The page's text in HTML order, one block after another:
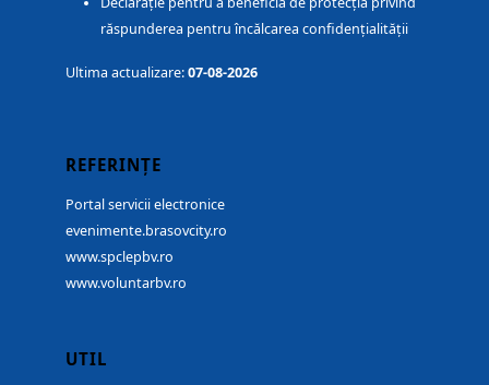
răspunderea pentru încălcarea confidențialității
Ultima actualizare:07-08-2026
REFERINȚE
Portal servicii electronice
evenimente.brasovcity.ro
www.spclepbv.ro
www.voluntarbv.ro
UTIL